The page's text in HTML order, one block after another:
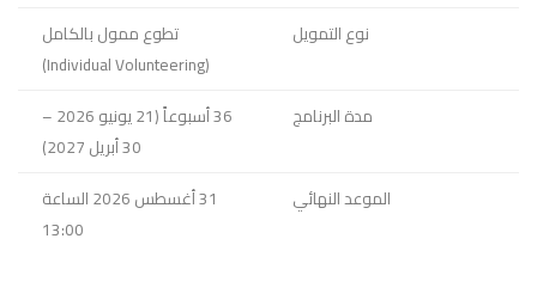
نوع التمويل
تطوع ممول بالكامل
(Individual Volunteering)
مدة البرنامج
36 أسبوعاً (21 يونيو 2026 –
30 أبريل 2027)
الموعد النهائي
31 أغسطس 2026 الساعة
13:00